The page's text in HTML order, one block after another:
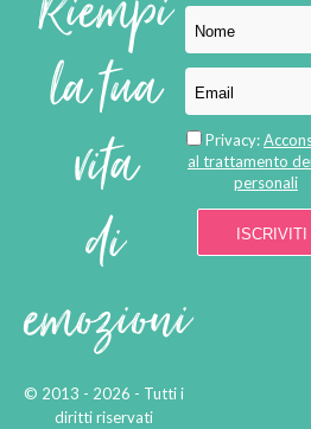
la tua
vita
di
emozioni
© 2013 - 2026 - Tutti i
diritti riservati
Privacy:
al trattamento
personali